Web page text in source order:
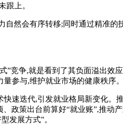
跟上。
然会有序转移;同时通过精准的
”竞争,就是看到了其负面溢出效
参与,维护就业市场的健康秩序。
速迭代,引发就业格局新变化。
政策出台前算好“就业账”,推动
发展方式”。